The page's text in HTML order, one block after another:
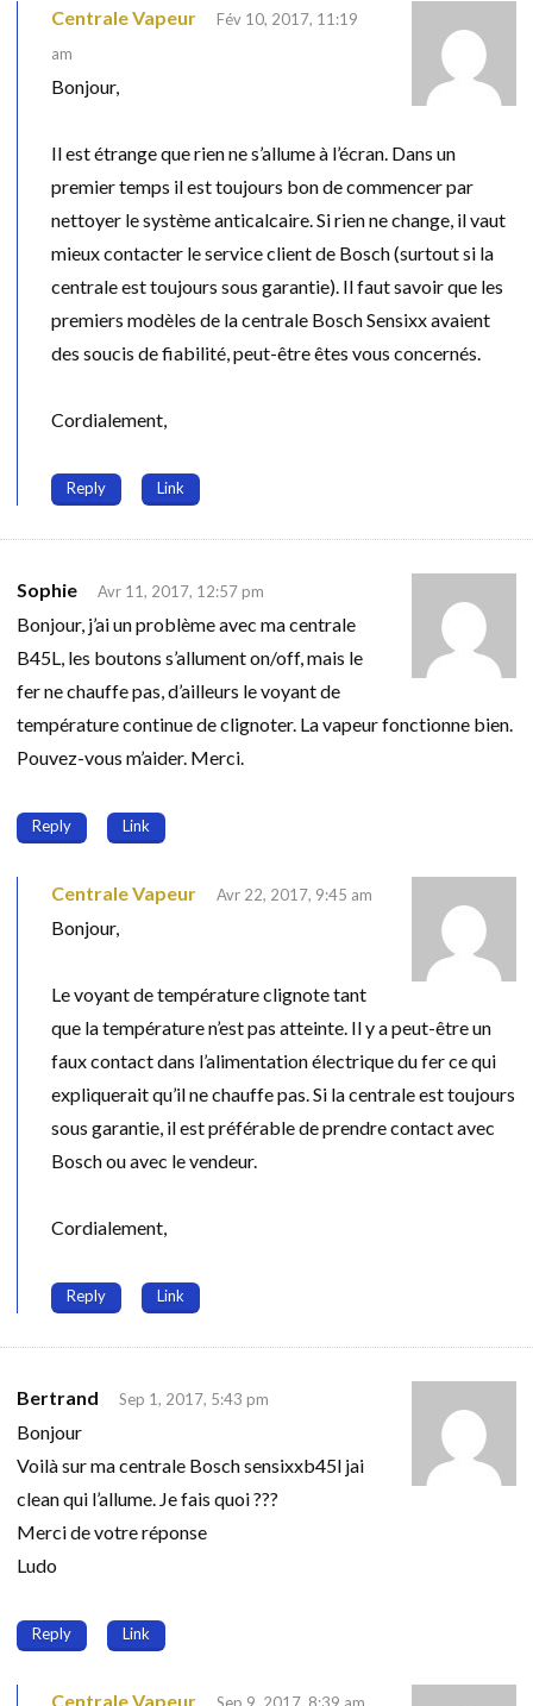
Centrale Vapeur
Fév 10, 2017, 11:19
am
Bonjour,
Il est étrange que rien ne s’allume à l’écran. Dans un
premier temps il est toujours bon de commencer par
nettoyer le système anticalcaire. Si rien ne change, il vaut
mieux contacter le service client de Bosch (surtout si la
centrale est toujours sous garantie). Il faut savoir que les
premiers modèles de la centrale Bosch Sensixx avaient
des soucis de fiabilité, peut-être êtes vous concernés.
Cordialement,
Reply Link
Sophie Avr 11, 2017, 12:57 pm
Bonjour, j’ai un problème avec ma centrale
B45L, les boutons s’allument on/off, mais le
fer ne chauffe pas, d’ailleurs le voyant de
température continue de clignoter. La vapeur fonctionne bien.
Pouvez-vous m’aider. Merci.
Reply Link
Centrale Vapeur Avr 22, 2017, 9:45 am
Bonjour,
Le voyant de température clignote tant
que la température n’est pas atteinte. Il y a peut-être un
faux contact dans l’alimentation électrique du fer ce qui
expliquerait qu’il ne chauffe pas. Si la centrale est toujours
sous garantie, il est préférable de prendre contact avec
Bosch ou avec le vendeur.
Cordialement,
Reply Link
Bertrand Sep 1, 2017, 5:43 pm
Bonjour
Voilà sur ma centrale Bosch sensixxb45l jai
clean qui l’allume. Je fais quoi ???
Merci de votre réponse
Ludo
Reply Link
Centrale Vapeur